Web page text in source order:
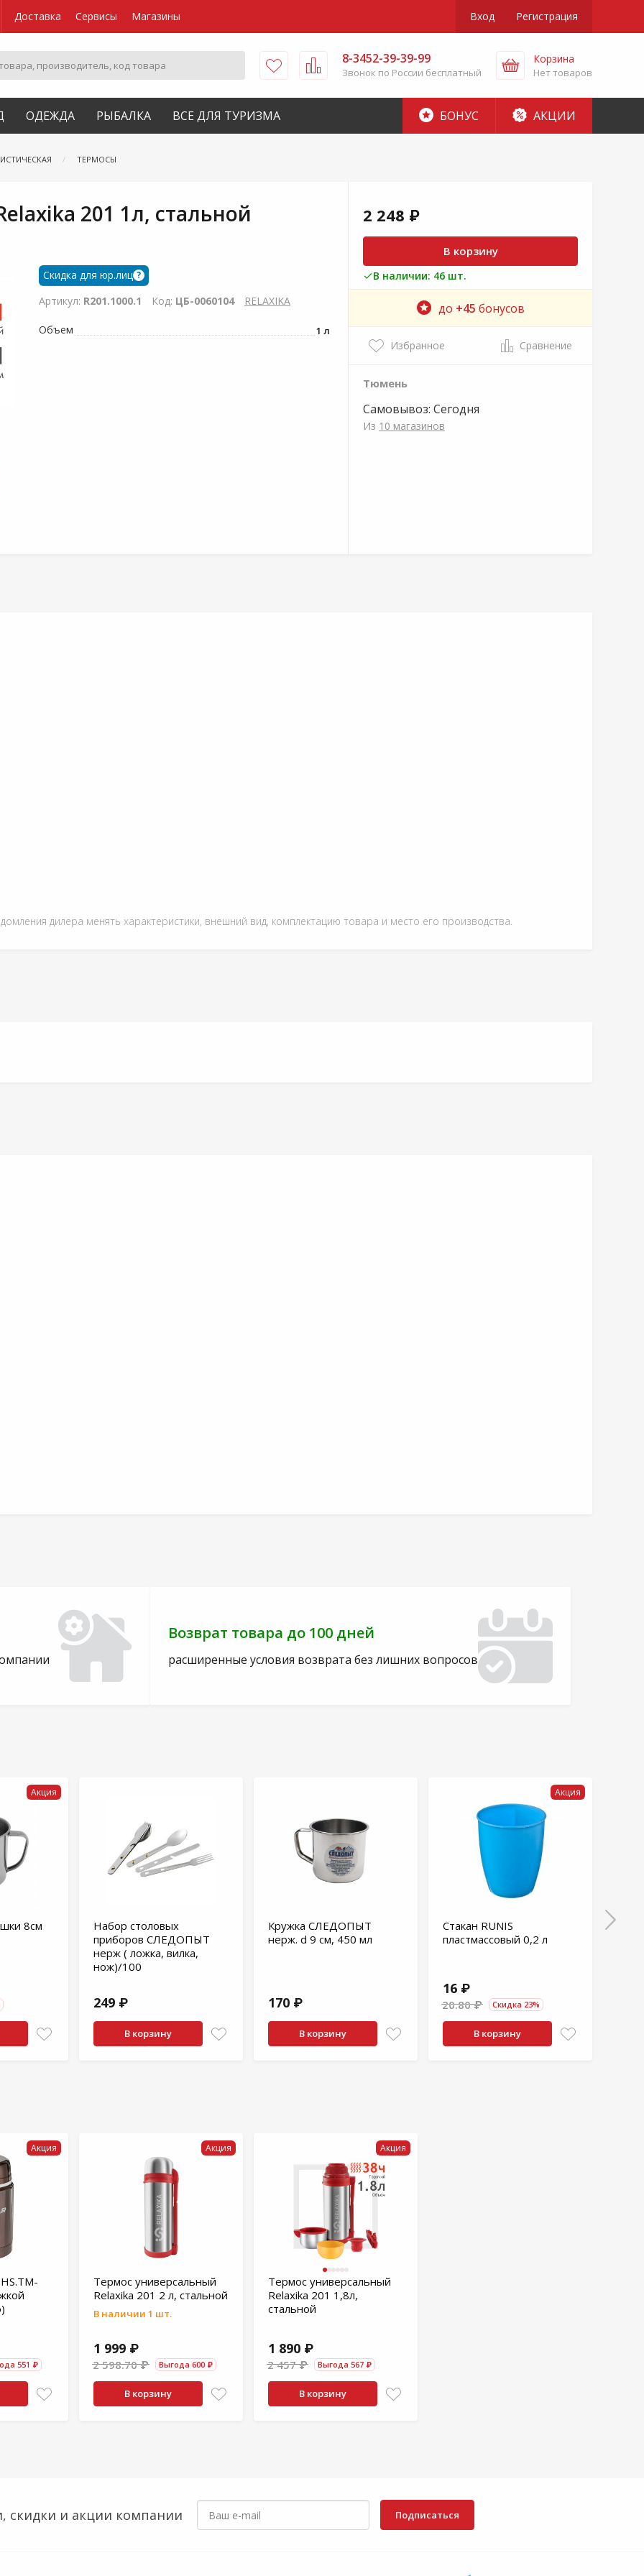
Доставка Сервисы Магазины Вход Регистрация
8-3452-39-39-99
Звонок по России бесплатный
Корзина
Нет товаров
ОДЕЖДА РЫБАЛКА ВСЕ ДЛЯ ТУРИЗМА БОНУС АКЦИИ
ТЕРМОСЫ
201 1л, стальной
Скидка для юр.лиц ?
Артикул: R201.1000.1 Код: ЦБ-0060104 RELAXIKA
Объем 1 л
2 248 ₽
В корзину
В наличии: 46 шт.
до +45 бонусов
Избранное Сравнение
Тюмень
Самовывоз: Сегодня
Из 10 магазинов
дилера менять характеристики, внешний вид, комплектацию товара и место его производства.
Возврат товара до 100 дней
расширенные условия возврата без лишних вопросов
Акция
8см
Набор столовых
приборов СЛЕДОПЫТ
нерж ( ложка, вилка,
нож)/100
249 ₽
В корзину
Кружка СЛЕДОПЫТ
нерж. d 9 см, 450 мл
170 ₽
В корзину
Акция
Стакан RUNIS
пластмассовый 0,2 л
16 ₽
20.80 ₽ Скидка 23%
В корзину
Акция
551 ₽
Акция
Термос универсальный
Relaxika 201 2 л, стальной
В наличии 1 шт.
1 999 ₽
2 598.70 ₽ Выгода 600 ₽
В корзину
Акция
Термос универсальный
Relaxika 201 1,8л,
стальной
1 890 ₽
2 457 ₽ Выгода 567 ₽
В корзину
скидки и акции компании Подписаться